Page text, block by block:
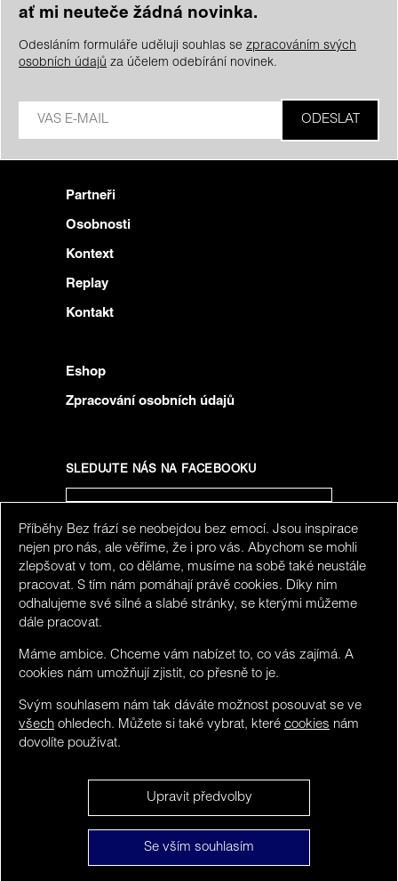
ať mi neuteče žádná novinka.
Odesláním formuláře uděluji souhlas se zpracováním svých
osobních údajů za účelem odebírání novinek.
Partneři
Osobnosti
Kontext
Replay
Kontakt
Eshop
Zpracování osobních údajů
SLEDUJTE NÁS NA FACEBOOKU
SLEDUJTE NÁS NA INSTAGRAMU
Bez frází ©
2016 - 2026
Příběhy Bez frází se neobejdou bez emocí. Jsou inspirace
nejen pro nás, ale věříme, že i pro vás. Abychom se mohli
zlepšovat v tom, co děláme, musíme na sobě také neustále
pracovat. S tím nám pomáhají právě cookies. Díky nim
odhalujeme své silné a slabé stránky, se kterými můžeme
dále pracovat.
Máme ambice. Chceme vám nabízet to, co vás zajímá. A
cookies nám umožňují zjistit, co přesně to je.
Svým souhlasem nám tak dáváte možnost posouvat se ve
všech ohledech. Můžete si také vybrat, které cookies nám
dovolíte používat.
Upravit předvolby
Se vším souhlasím
We detected you maybe do not speak Czech. You can
NO, stay here and hide this.